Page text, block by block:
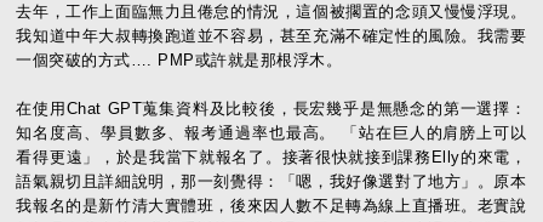
去年，工作上面臨無力且倦怠的情況，這個被擱置的念頭又慢慢浮現。
我知道中年大叔轉換跑道並不容易，甚至充滿不確定性的風險。我需要
一個突破的方式…. PMP或許就是那根浮木。
在使用Chat GPT蒐集資料及比較後，長宏幾乎是無懸念的第一選擇：
知名度高、學員數多、報考通過率也最高。 「站在巨人的肩膀上可以
看得更遠」，於是我當下就報名了。接著很快就接到課務Elly的來電，
語氣親切且詳細說明，那一刻覺得：「嗯，我好像選對了地方」。原本
我報名的是新竹清大實體班，後來因人數不足轉為線上直播班。老實說